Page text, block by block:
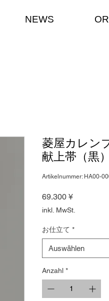
NEWS
菱屋カレン
献上帯（黒）
Artikelnummer: HA00-
69.300 ¥Preis
inkl. MwSt.
お仕立て *
Auswählen
Anzahl *